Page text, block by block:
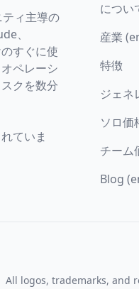
ィ主導の
、
すぐに使
ペレーシ
クを数分
ていま
につい
産業
特徴
ジェネ
ソロ価
チーム
Blog
All logos, trademarks, and